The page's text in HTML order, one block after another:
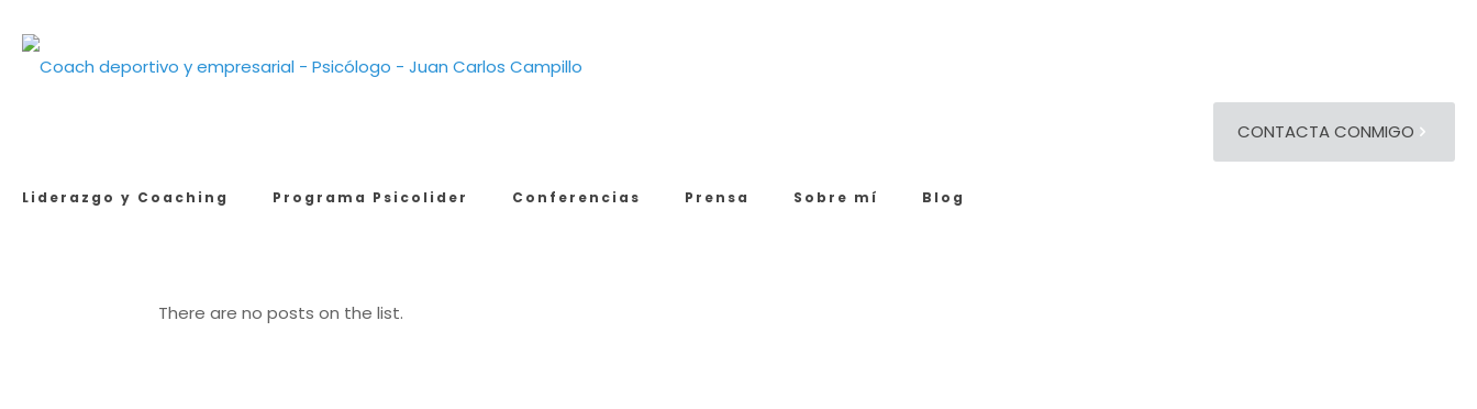
Liderazgo y Coaching Programa Psicolider Conferencias Prensa Sobre mí Blog
CONTACTA CONMIGO
There are no posts on the list.